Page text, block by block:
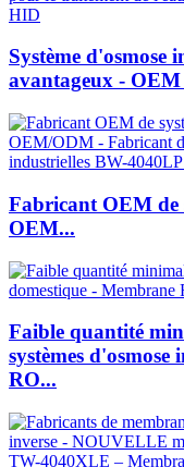
Système d'osmose
avantageux -
Fabricant OEM de
OEM...
Faible quantité
systèmes
RO...